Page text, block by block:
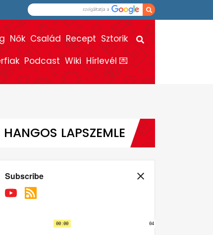
Nők Család Recept Sztorik
Podcast Wiki Hírlevél 💌
HANGOS LAPSZEMLE